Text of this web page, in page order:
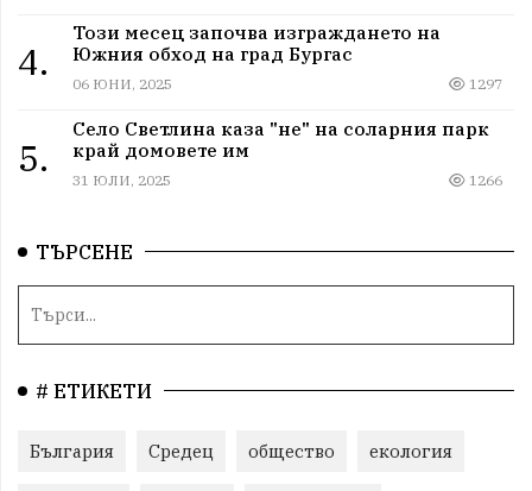
4.
Този месец започва изграждането на
Южния обход на град Бургас
06 ЮНИ, 2025 1297
5.
Село Светлина каза "не" на соларния парк
край домовете им
31 ЮЛИ, 2025 1266
ТЪРСЕНЕ
# ЕТИКЕТИ
България Средец общество екология